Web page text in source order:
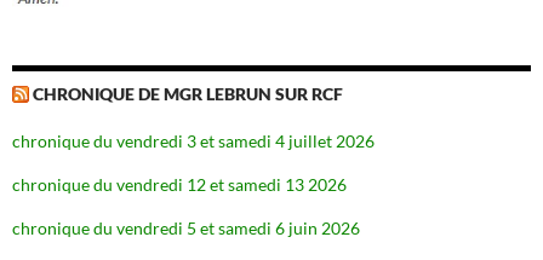
CHRONIQUE DE MGR LEBRUN SUR RCF
chronique du vendredi 3 et samedi 4 juillet 2026
chronique du vendredi 12 et samedi 13 2026
chronique du vendredi 5 et samedi 6 juin 2026